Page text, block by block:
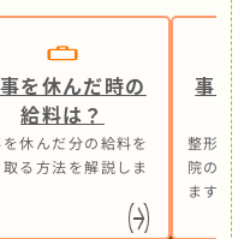
を休んだ時の
給料は？
休んだ分の給料を
る方法を解説しま
事故
整形外
院の併
ます。